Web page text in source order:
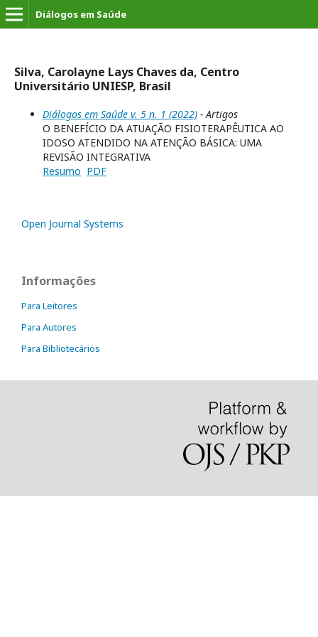
Diálogos em Saúde
Silva, Carolayne Lays Chaves da, Centro
Universitário UNIESP, Brasil
Diálogos em Saúde v. 5 n. 1 (2022) - Artigos
O BENEFÍCIO DA ATUAÇÃO FISIOTERAPÊUTICA AO
IDOSO ATENDIDO NA ATENÇÃO BÁSICA: UMA
REVISÃO INTEGRATIVA
Resumo PDF
Open Journal Systems
Informações
Para Leitores
Para Autores
Para Bibliotecários